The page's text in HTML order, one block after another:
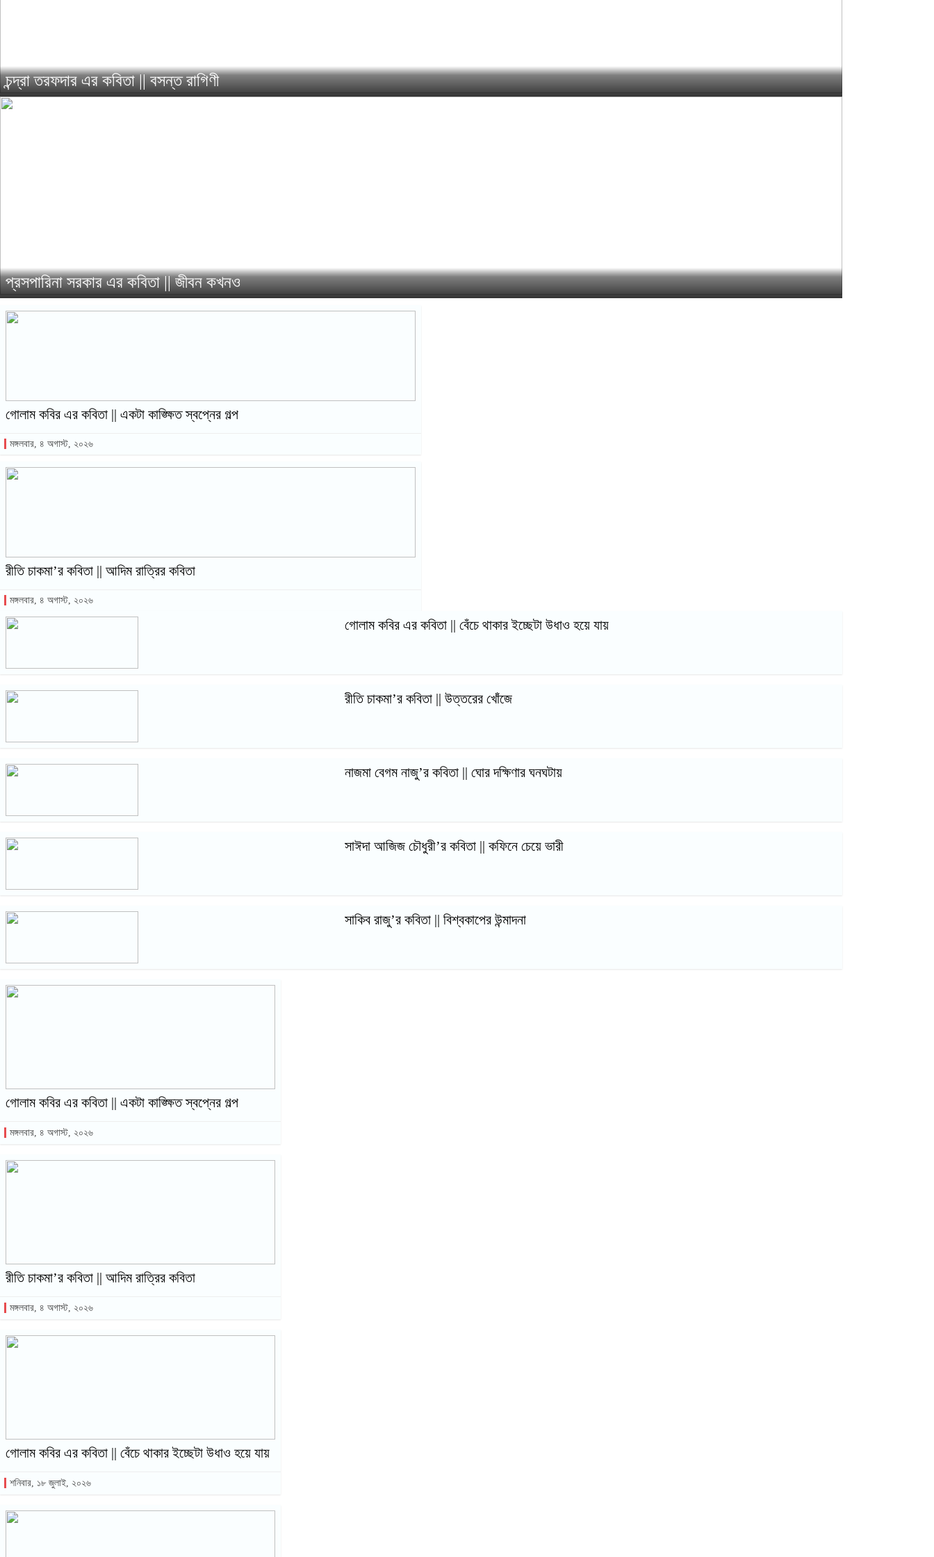
চন্দ্রা তরফদার এর কবিতা || বসন্ত রাগিণী
রবিবার, ২৯ জুন, ২০২৫
প্রসপারিনা সরকার এর কবিতা || জীবন কখনও
গোলাম কবির এর কবিতা || একটা কাঙ্ক্ষিত স্বপ্নের গল্প
মঙ্গলবার, ৪ অগাস্ট, ২০২৬
রীতি চাকমা’র কবিতা || আদিম রাত্রির কবিতা
মঙ্গলবার, ৪ অগাস্ট, ২০২৬
গোলাম কবির এর কবিতা || বেঁচে থাকার ইচ্ছেটা উধাও হয়ে যায়
রীতি চাকমা’র কবিতা || উত্তরের খোঁজে
নাজমা বেগম নাজু’র কবিতা || ঘোর দক্ষিণার ঘনঘটায়
সাঈদা আজিজ চৌধুরী’র কবিতা || কফিনে চেয়ে ভারী
সাকিব রাজু’র কবিতা || বিশ্বকাপের উন্মাদনা
গোলাম কবির এর কবিতা || একটা কাঙ্ক্ষিত স্বপ্নের গল্প
মঙ্গলবার, ৪ অগাস্ট, ২০২৬
রীতি চাকমা’র কবিতা || আদিম রাত্রির কবিতা
মঙ্গলবার, ৪ অগাস্ট, ২০২৬
গোলাম কবির এর কবিতা || বেঁচে থাকার ইচ্ছেটা উধাও হয়ে যায়
শনিবার, ১৮ জুলাই, ২০২৬